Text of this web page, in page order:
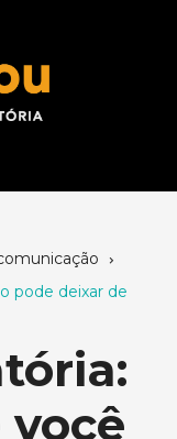
pode deixar de
você